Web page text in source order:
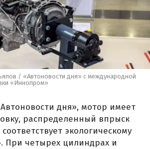
/ «Автоновости дня» с международной
«Иннопром»
дня», мотор имеет
распределенный впрыск
экологическому
При четырех цилиндрах и